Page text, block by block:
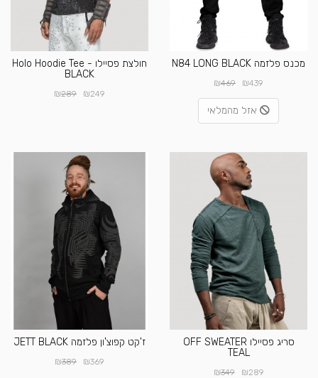
מכנס פלזמה N84 LONG BLACK
₪439
₪469
אזל מהמלאי
חולצת פסיילו Holo Hoodie Tee -
BLACK
₪249
₪289
סריג פסיילו OFF SWEATER
TEAL
₪289
₪349
ז'קט קפוצ'ון פלזמה JETT BLACK
₪369
₪389